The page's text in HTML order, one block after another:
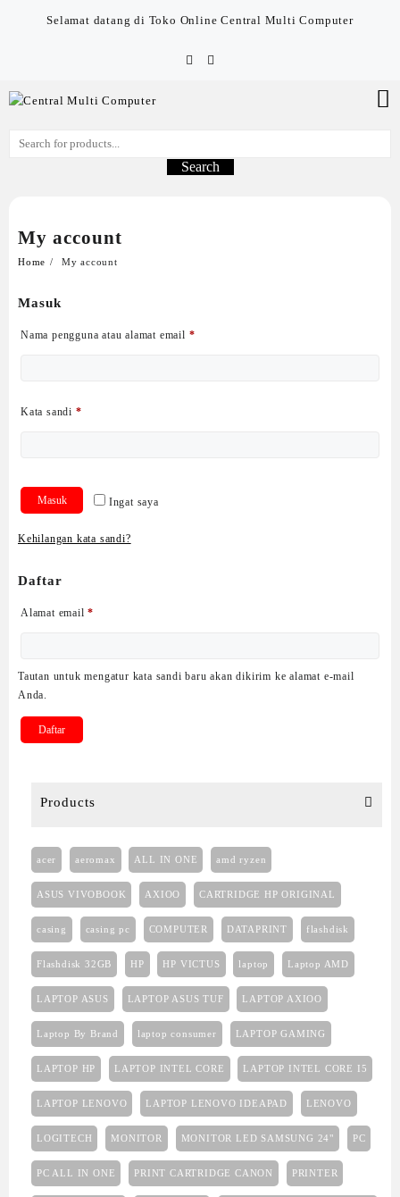
Selamat datang di Toko Online Central Multi Computer
Search
My account
Home My account
Masuk
Nama pengguna atau alamat email *Wajib
Kata sandi *Wajib
Ingat saya
Masuk
Kehilangan kata sandi?
Daftar
Alamat email*
Tautan untuk mengatur kata sandi baru akan dikirim ke alamat e-mail
Anda.
Daftar
Products
acer aeromax ALL IN ONE amd ryzen
ASUS VIVOBOOK AXIOO CARTRIDGE HP ORIGINAL
casing casing pc COMPUTER DATAPRINT flashdisk
Flashdisk 32GB HP HP VICTUS laptop Laptop AMD
LAPTOP ASUS LAPTOP ASUS TUF LAPTOP AXIOO
Laptop By Brand laptop consumer LAPTOP GAMING
LAPTOP HP LAPTOP INTEL CORE LAPTOP INTEL CORE I5
LAPTOP LENOVO LAPTOP LENOVO IDEAPAD LENOVO
LOGITECH MONITOR MONITOR LED SAMSUNG 24" PC
PC ALL IN ONE PRINT CARTRIDGE CANON PRINTER